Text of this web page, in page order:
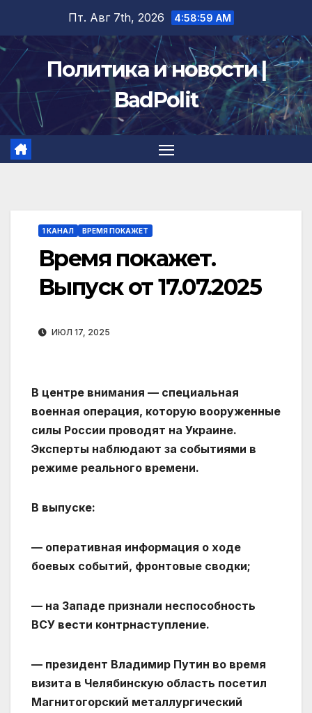
содержимому
Пт. Авг 7th, 2026 4:59:00 AM
Политика и новости |
BadPolit
1 КАНАЛ ВРЕМЯ ПОКАЖЕТ
Время покажет.
Выпуск от 17.07.2025
ИЮЛ 17, 2025
В центре внимания — специальная
военная операция, которую вооруженные
силы России проводят на Украине.
Эксперты наблюдают за событиями в
режиме реального времени.
В выпуске:
— оперативная информация о ходе
боевых событий, фронтовые сводки;
— на Западе признали неспособность
ВСУ вести контрнаступление.
— президент Владимир Путин во время
визита в Челябинскую область посетил
Магнитогорский металлургический